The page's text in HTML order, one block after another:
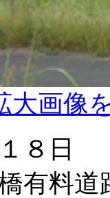
８日
有料道